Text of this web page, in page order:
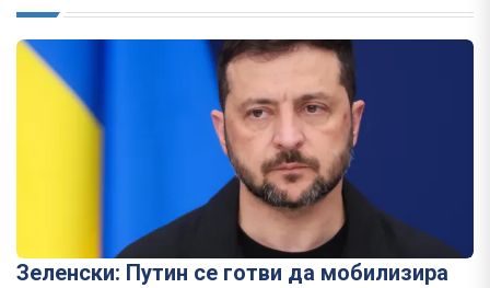
Зеленски: Путин се готви да мобилизира